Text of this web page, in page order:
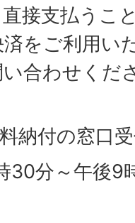
接支払うこ
をご利用い
合わせくだ
納付の窓口
30分～午後9